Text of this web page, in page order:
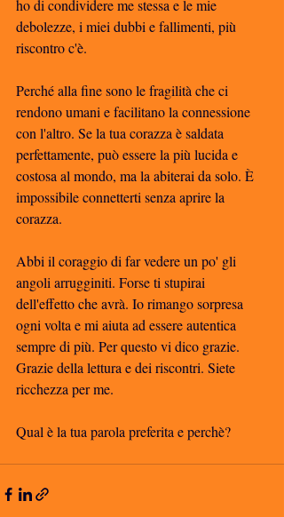
ho di condividere me stessa e le mie
debolezze, i miei dubbi e fallimenti, più
riscontro c'è.
Perché alla fine sono le fragilità che ci
rendono umani e facilitano la connessione
con l'altro. Se la tua corazza è saldata
perfettamente, può essere la più lucida e
costosa al mondo, ma la abiterai da solo. È
impossibile connetterti senza aprire la
corazza.
Abbi il coraggio di far vedere un po' gli
angoli arrugginiti. Forse ti stupirai
dell'effetto che avrà. Io rimango sorpresa
ogni volta e mi aiuta ad essere autentica
sempre di più. Per questo vi dico grazie.
Grazie della lettura e dei riscontri. Siete
ricchezza per me.
Qual è la tua parola preferita e perchè?